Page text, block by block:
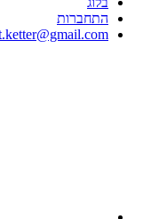
התחברות